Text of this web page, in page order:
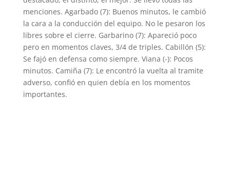
menciones. Agarbado (7): Buenos minutos, le cambió
la cara a la conducción del equipo. No le pesaron los
libres sobre el cierre. Garbarino (7): Apareció poco
pero en momentos claves, 3/4 de triples. Cabillón (5):
Se fajó en defensa como siempre. Viana (-): Pocos
minutos. Camiña (7): Le encontró la vuelta al tramite
adverso, confió en quien debía en los momentos
importantes.